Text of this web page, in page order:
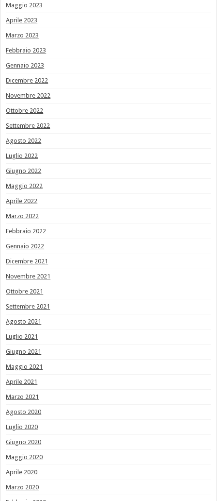
Maggio 2023
Aprile 2023
Marzo 2023
Febbraio 2023
Gennaio 2023
Dicembre 2022
Novembre 2022
Ottobre 2022
Settembre 2022
Agosto 2022
Luglio 2022
Giugno 2022
Maggio 2022
Aprile 2022
Marzo 2022
Febbraio 2022
Gennaio 2022
Dicembre 2021
Novembre 2021
Ottobre 2021
Settembre 2021
Agosto 2021
Luglio 2021
Giugno 2021
Maggio 2021
Aprile 2021
Marzo 2021
Agosto 2020
Luglio 2020
Giugno 2020
Maggio 2020
Aprile 2020
Marzo 2020